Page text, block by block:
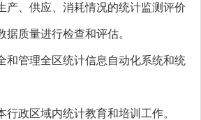
产、供应、消耗情况的统计监测评价
质量进行检查和评估。
和管理全区统计信息自动化系统和统
行政区域内统计教育和培训工作。